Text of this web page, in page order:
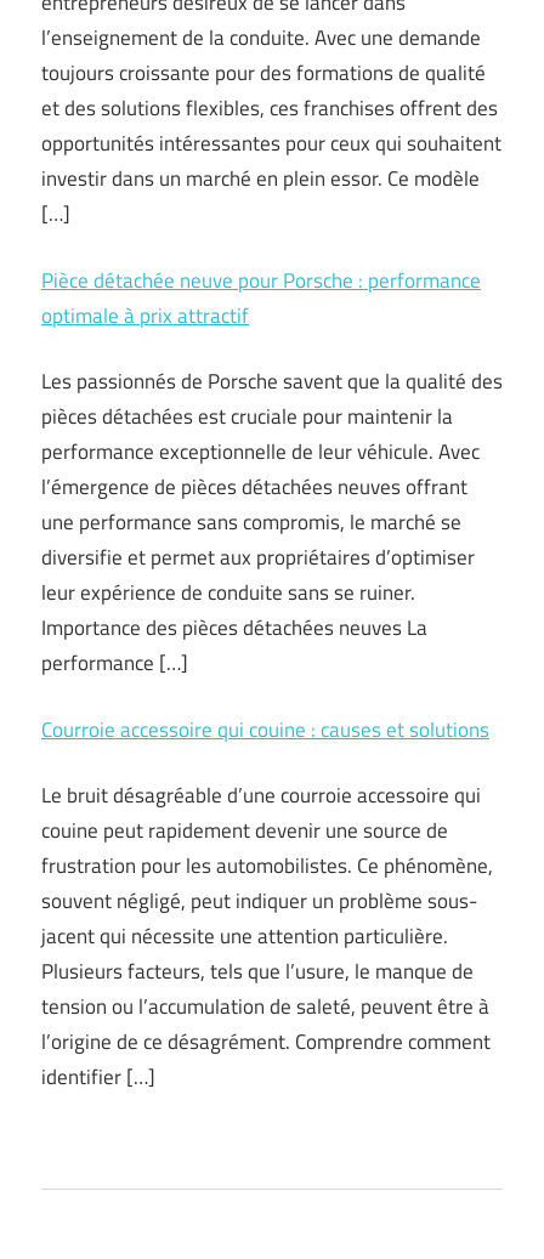
l’enseignement de la conduite. Avec une demande
toujours croissante pour des formations de qualité
et des solutions flexibles, ces franchises offrent des
opportunités intéressantes pour ceux qui souhaitent
investir dans un marché en plein essor. Ce modèle
[…]
Pièce détachée neuve pour Porsche : performance
optimale à prix attractif
Les passionnés de Porsche savent que la qualité des
pièces détachées est cruciale pour maintenir la
performance exceptionnelle de leur véhicule. Avec
l’émergence de pièces détachées neuves offrant
une performance sans compromis, le marché se
diversifie et permet aux propriétaires d’optimiser
leur expérience de conduite sans se ruiner.
Importance des pièces détachées neuves La
performance […]
Courroie accessoire qui couine : causes et solutions
Le bruit désagréable d’une courroie accessoire qui
couine peut rapidement devenir une source de
frustration pour les automobilistes. Ce phénomène,
souvent négligé, peut indiquer un problème sous-
jacent qui nécessite une attention particulière.
Plusieurs facteurs, tels que l’usure, le manque de
tension ou l’accumulation de saleté, peuvent être à
l’origine de ce désagrément. Comprendre comment
identifier […]